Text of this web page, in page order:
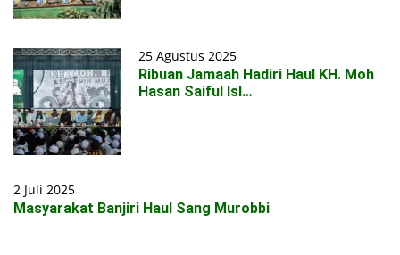
25 Agustus 2025
Ribuan Jamaah Hadiri Haul KH. Moh
Hasan Saiful Isl…
2 Juli 2025
Masyarakat Banjiri Haul Sang Murobbi